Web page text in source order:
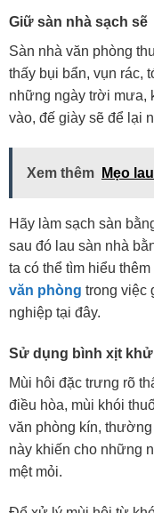
Giữ sàn nhà sạch sẽ
Sàn nhà văn phòng
thấy bụi bẩn, vụn rác,
những ngày trời mưa,
vào, đế giày sẽ để lại
Xem thêm Mẹo
Hãy làm sạch sàn
sau đó lau sàn nhà
ta có thể tìm hiểu thêm
văn phòng trong việc
nghiệp tại đây.
Sử dụng bình xịt
Mùi hôi đặc trưng rõ
điều hòa, mùi khói
văn phòng kín,
này khiến cho những
mệt mỏi.